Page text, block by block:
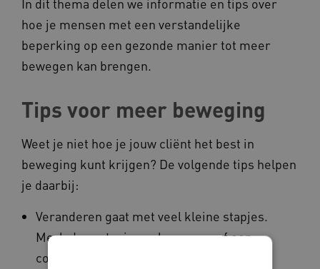
In dit thema delen we informatie en tips over
hoe je mensen met een verstandelijke
beperking op een gezonde manier tot meer
bewegen kan brengen.
Tips voor meer beweging
Weet je niet hoe je jouw cliënt het best in
beweging kunt krijgen? De volgende tips helpen
je daarbij:
Veranderen gaat met veel kleine stapjes.
Merk deze stapjes ook op en geef een
compliment, bijvoorbeeld als een cliënt